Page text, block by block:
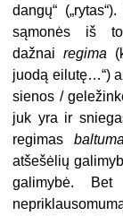
dangų“
sąmonės iš
dažnairegima
juodą eilutę…“)
sienos /
juk yra ir
regimas
atšešėlių
galimybė.